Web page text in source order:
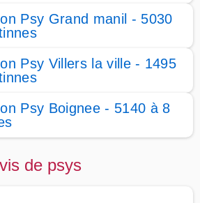
Psy Grand manil - 5030
Psy Villers la ville - 1495
Psy Boignee - 5140 à 8
de psys